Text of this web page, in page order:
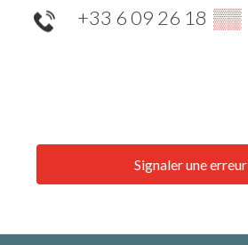
+33 6 09 26 18 ▒▒
Signaler une erreur